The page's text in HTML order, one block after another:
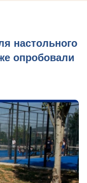
настольного
опробовали